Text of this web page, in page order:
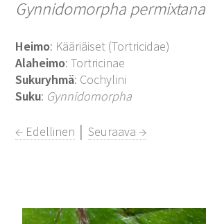
Gynnidomorpha permixtana
Heimo: Kääriäiset (Tortricidae)
Alaheimo: Tortricinae
Sukuryhmä: Cochylini
Suku: Gynnidomorpha
← Edellinen │Seuraava →